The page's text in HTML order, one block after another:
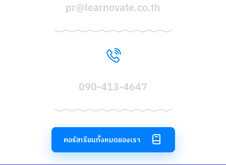
pr@learnovate.co.th
090-413-4647
คอร์สเรียนทั้งหมดของเรา